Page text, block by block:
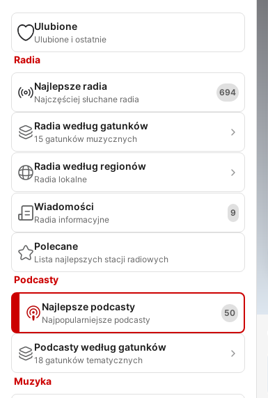
Ulubione
Ulubione i ostatnie
Radia
Najlepsze radia
Najczęściej słuchane radia
694
Radia według gatunków
15 gatunków muzycznych
Radia według regionów
Radia lokalne
Wiadomości
Radia informacyjne
9
Polecane
Lista najlepszych stacji radiowych
Podcasty
Najlepsze podcasty
Najpopularniejsze podcasty
50
Podcasty według gatunków
18 gatunków tematycznych
Muzyka